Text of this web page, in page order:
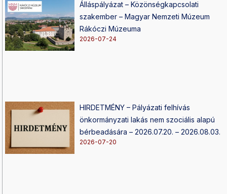
Álláspályázat – Közönségkapcsolati
szakember – Magyar Nemzeti Múzeum
Rákóczi Múzeuma
2026-07-24
HIRDETMÉNY – Pályázati felhívás
önkormányzati lakás nem szociális alapú
bérbeadására – 2026.07.20. – 2026.08.03.
2026-07-20